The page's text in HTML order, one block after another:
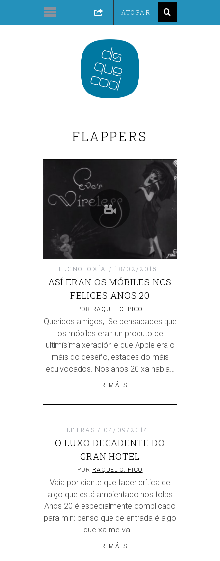
FLAPPERS
TECNOLOXÍA 18/02/2015
ASÍ ERAN OS MÓBILES NOS
FELICES ANOS 20
POR RAQUEL C. PICO
Queridos amigos, Se pensabades que
os móbiles eran un produto de
ultimísima xeración e que Apple era o
máis do deseño, estades do máis
equivocados. Nos anos 20 xa había…
LER MÁIS
LETRAS 04/09/2014
O LUXO DECADENTE DO
GRAN HOTEL
POR RAQUEL C. PICO
Vaia por diante que facer crítica de
algo que está ambientado nos tolos
Anos 20 é especialmente complicado
para min: penso que de entrada é algo
que xa me vai…
LER MÁIS